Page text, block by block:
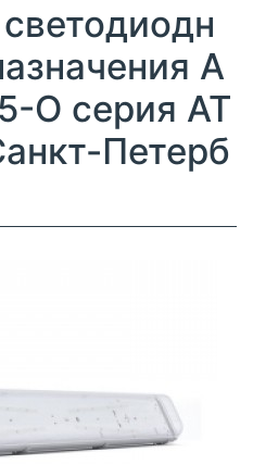
А
О серия АТ
Петерб